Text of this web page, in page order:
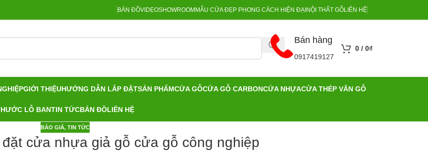
BẢN ĐỒVIDEOSHOWROOM MẪU CỬA ĐẸP PHONG CÁCH HIỆN ĐẠI NỘI THẤT GỖLIÊN HỆ
Bán hàng
0917419127
0 / 0₫
GIỚI THIỆUHƯỚNG DẪN LẮP ĐẶTSẢN PHẨMCỬA GỖCỬA GỖ CARBONCỬA NHỰACỬA THÉP VÂN GỖ
LỖ BANTIN TỨCBẢN ĐỒLIÊN HỆ
BÁO GIÁ, TIN TỨC
cửa nhựa giả gỗ cửa gỗ công nghiệp